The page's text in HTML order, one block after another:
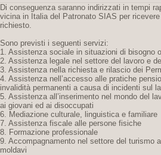
Di conseguenza saranno indirizzati in tempi
vicina in Italia del Patronato SIAS per
richiesto.
Sono previsti i seguenti servizi:
1. Assistenza sociale in situazioni di bisogno
2. Assistenza legale nel settore del lavoro e
3. Assistenza nella richiesta e rilascio dei
4. Assistenza nell’accesso alle pratiche
invalidità permanenti a causa di incidenti sul
5. Assistenza all’inserimento nel mondo del
ai giovani ed ai disoccupati
6. Mediazione culturale, linguistica e familiare
7. Assistenza fiscale alle persone fisiche
8. Formazione professionale
9. Accompagnamento nel settore del turismo
moldavi